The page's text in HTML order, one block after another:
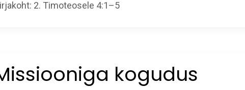
2. Timoteosele 4:1–5
kogudus